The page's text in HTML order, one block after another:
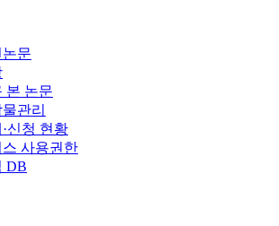
문
본 논문
관리
신청 현황
스 사용권한
DB